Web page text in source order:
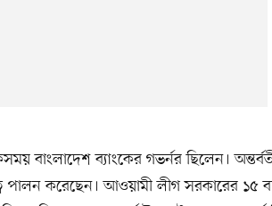
বাংলাদেশ ব্যাংকের গভর্নর ছিলেন।
পালন করেছেন। আওয়ামী লীগ সরকারের ১৫